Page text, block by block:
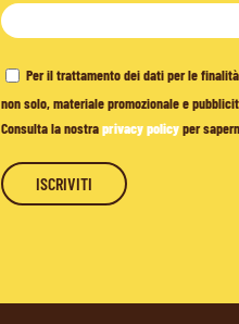
Per il trattamento dei dati per le
non solo, materiale promozionale e
Consulta la nostraprivacy policyper